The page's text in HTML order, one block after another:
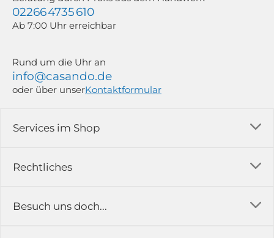
Rechtliches
Impressum
Services im Shop
Versandkosten
Erfahrungsberichte & Bewertungen
Besuch uns doch...
02266 4735 610
Ab 7:00 Uhr erreichbar
Rund um die Uhr an
info@casando.de
oder über unserKontaktformular